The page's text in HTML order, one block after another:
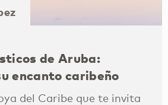
de Aruba:
encanto caribeño
del Caribe que te invita